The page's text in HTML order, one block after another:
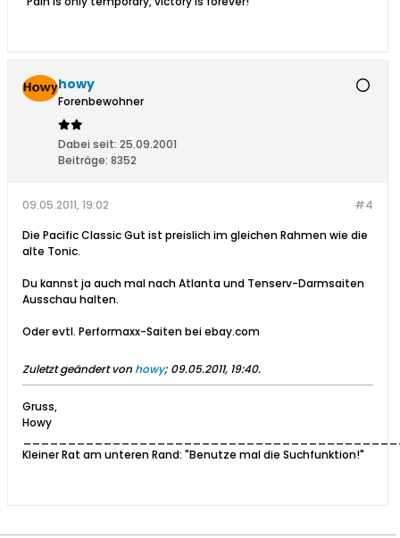
howy
Forenbewohner
Dabei seit: 25.09.2001
Beiträge: 8352
#4
09.05.2011, 19:02
Die Pacific Classic Gut ist preislich im gleichen Rahmen wie die
alte Tonic.
Du kannst ja auch mal nach Atlanta und Tenserv-Darmsaiten
Ausschau halten.
Oder evtl. Performaxx-Saiten bei ebay.com
Zuletzt geändert von howy; 09.05.2011, 19:40.
Gruss,
Howy
Kleiner Rat am unteren Rand: "Benutze mal die Suchfunktion!"